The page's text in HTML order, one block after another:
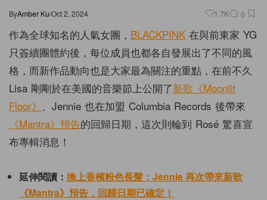
ByAmber Ku/Oct 2, 2024 1.7K 0
作為全球知名的人氣女團， BLACKPINK 在與前東家 YG
只簽續團體約後，每位成員也都各自發展出了不同的風
格，而新作品動向也是大家最為關注的重點，在前不久
Lisa 剛剛於在美國的音樂節上公開了新歌《Moonlit
Floor》
、Jennie 也在加盟 Columbia Records 後帶來
《Mantra》預告的回歸日期，這次則輪到 Rosé 驚喜宣
布專輯消息！
延伸閱讀： 換上香檳粉色長髮：Jennie 再次帶來新歌
《Mantra》預告，回歸日期已確定！